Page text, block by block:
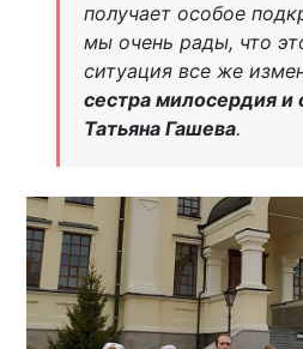
получает особое
мы очень рады, что
ситуация все же
сестра милосердия и
Татьяна Гашева.